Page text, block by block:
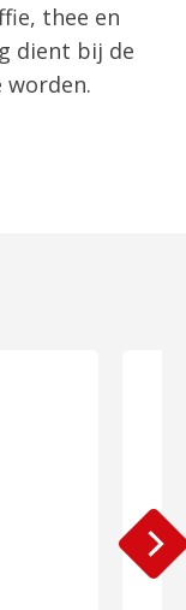
thee en
dient bij de
worden.